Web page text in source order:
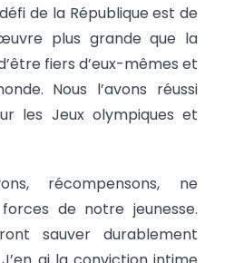
de la République est de
plus grande que la
fiers d’eux-mêmes et
Nous l’avons réussi
les Jeux olympiques et
récompensons, ne
de notre jeunesse.
sauver durablement